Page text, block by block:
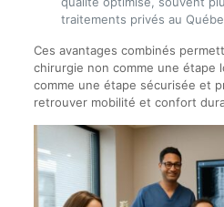
traitements privés au
Ces avantages combinés
chirurgie non comme une étape
comme une étape sécurisée et
retrouver mobilité et confort